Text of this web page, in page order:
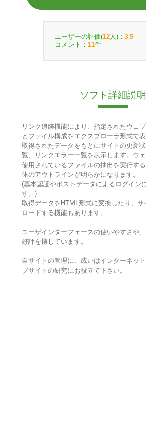
ユーザーの評価(12 人)： 3.5
コメント： 11件
ソフト詳細説明
リンク追跡機能により、指定されたウェ
とファイル構成をエクスプローラ形式で表
取得されたデータをもとにサイトの更新
覧、リンクエラー一覧を表示します。ウ
使用されているファイルの抽出を実行す
体のアウトラインが明らかになります。
(基本認証やポストデータによるログイン
す。)
取得データをHTML形式に変換したり、
ロードする機能もあります。
ユーザインターフェースの使いやすさや
好評を博しています。
自サイトの管理に、或いはインターネッ
ブサイトの研究にお役立て下さい。